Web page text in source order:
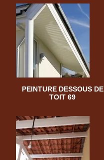
PEINTURE DESSOUS DE
TOIT 69